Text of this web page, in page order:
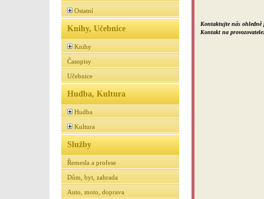
Ostatní
Knihy, Učebnice
Knihy
Časopisy
Učebnice
Hudba, Kultura
Hudba
Kultura
Služby
Řemesla a profese
Dům, byt, zahrada
Auto, moto, doprava
Kontaktujte nás ohledně
Kontakt na